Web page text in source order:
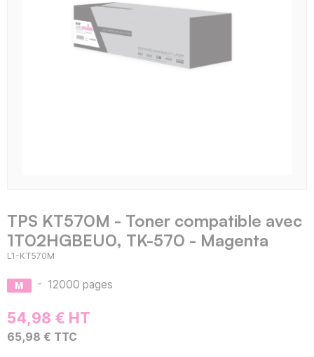
TPS KT570M - Toner compatible avec
1T02HGBEU0, TK-570 - Magenta
L1-KT570M
- 12000 pages
54,98 € HT
65,98 € TTC